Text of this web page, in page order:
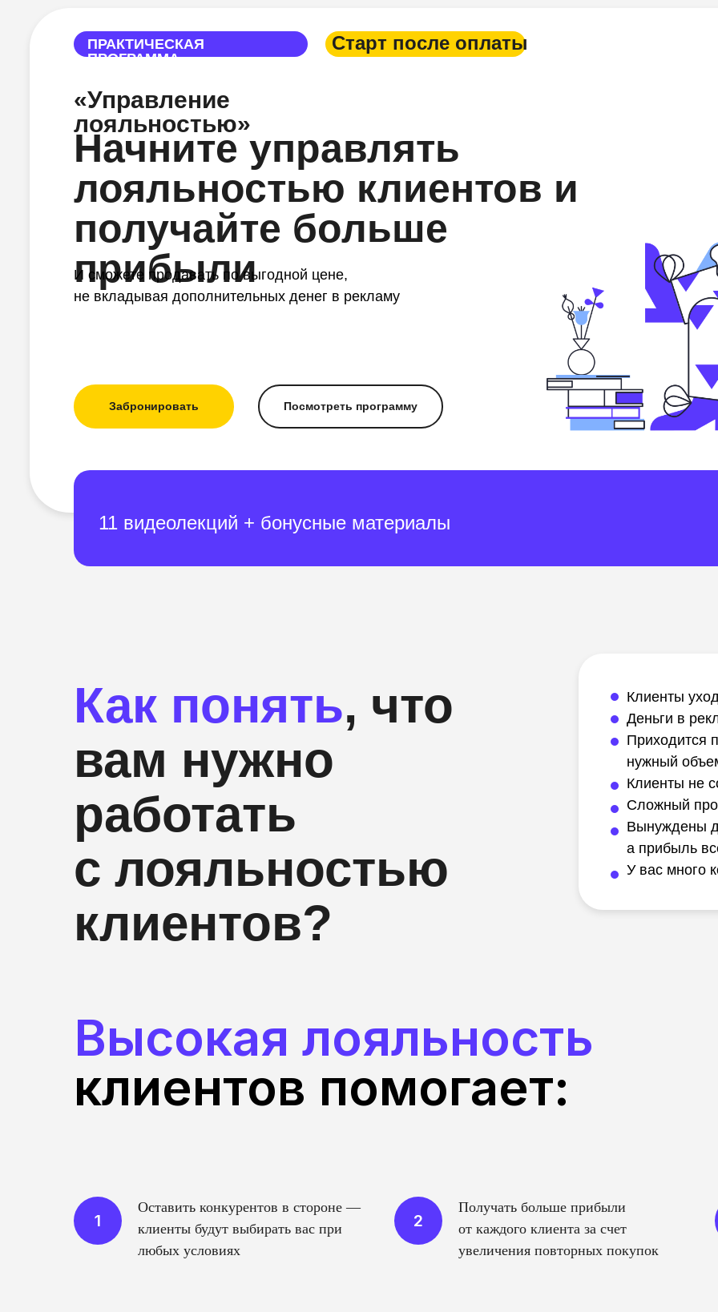
Начните управлять
лояльностью клиентов и
получайте больше
прибыли
И сможете продавать по выгодной цене,
не вкладывая дополнительных денег в рекламу
Забронировать Посмотреть программу
Старт после оплаты
«Управление
лояльностью»
ПРАКТИЧЕСКАЯ
ПРОГРАММА
11 видеолекций + бонусные материалы
Вебинар с разбором
ваших кейсов
Как понять, что
вам нужно
работать
с лояльностью
клиентов?
Клиенты
Деньги в
Приходится
нужный
Клиенты не
Сложный
Вынуждены
а прибыль
У вас много
Высокая лояльность
клиентов помогает:
Оставить конкурентов в стороне —
клиенты будут выбирать вас при
любых условиях
Получать больше прибыли
от каждого клиента за счет
увеличения повторных покупок